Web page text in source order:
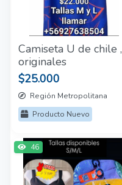
Camiseta U de chile ,
originales
$25.000
Región Metropolitana
Producto Nuevo
46